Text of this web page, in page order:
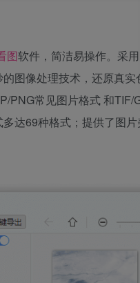
图软件，简洁易操作。采
图像处理技术，还原真
PNG常见图片格式 和
达69种格式；提供了图